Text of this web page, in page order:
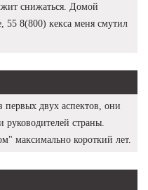
снижаться. Домой
55 8(800) кекса меня смутил
первых двух аспектов, они
руководителей страны.
короткий лет.